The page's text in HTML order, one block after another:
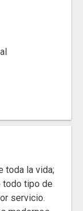
toda la vida;
todo tipo de
servicio.